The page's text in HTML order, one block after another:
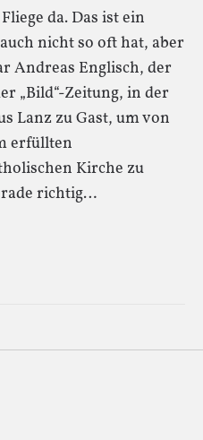
da. Das ist ein
nicht so oft hat, aber
Andreas Englisch, der
„Bild“-Zeitung, in der
Lanz zu Gast, um von
erfüllten
Kirche zu
richtig…